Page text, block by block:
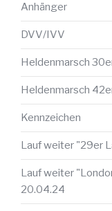
Anhänger
DVV/IVV
Heldenmarsch
Heldenmarsch
Kennzeichen
Lauf weiter "29er
Lauf weiter
20.04.24